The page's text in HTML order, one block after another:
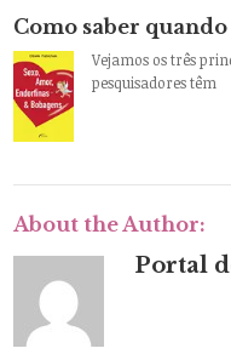
Como saber quando
Vejamos os três
pesquisadores têm
About the Author:
Portal